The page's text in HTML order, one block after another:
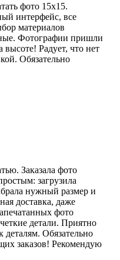
фото 15х15.
интерфейс, все
материалов
Фотографии пришли
высоте! Радует, что нет
Обязательно
Заказала фото
загрузила
нужный размер и
доставка, даже
фото
детали. Приятно
деталям. Обязательно
заказов! Рекомендую